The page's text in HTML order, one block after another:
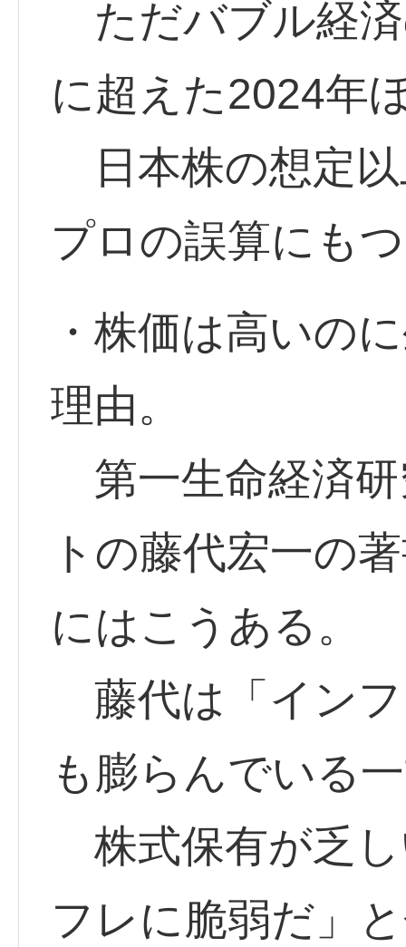
ただバブル経
に超えた2024年
日本株の想定以
プロの誤算にも
・株価は高いの
理由。
第一生命経済
トの藤代宏一の
にはこうある。
藤代は「イン
も膨らんでいる
株式保有が乏
フレに脆弱だ」